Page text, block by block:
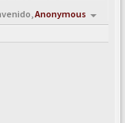
Anonymous